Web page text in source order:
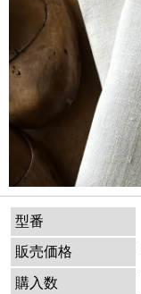
型番
販売価格
購入数